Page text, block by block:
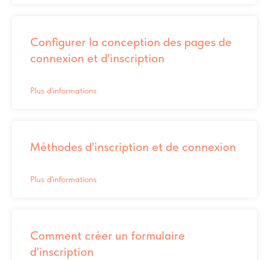
Configurer la conception des pages de
connexion et d'inscription
Plus d'informations
Méthodes d'inscription et de connexion
Plus d'informations
Comment créer un formulaire
d'inscription